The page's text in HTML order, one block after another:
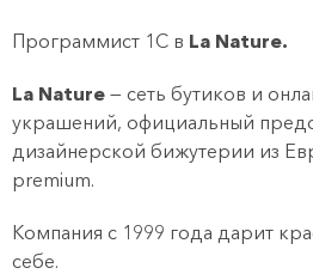
Программист 1С в La Nature.
La Nature — cеть бутиков и
украшений, официальный
дизайнерской бижутерии из
premium.
Компания с 1999 года дарит
себе.